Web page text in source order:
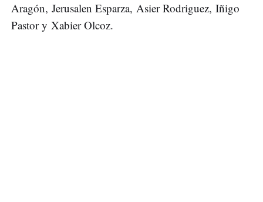
Aragón, Jerusalen Esparza, Asier Rodriguez, Iñigo
Pastor y Xabier Olcoz.